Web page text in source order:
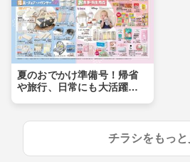
夏のおでかけ準備号！帰省
や旅行、日常にも大活躍ア
チラシをもっと